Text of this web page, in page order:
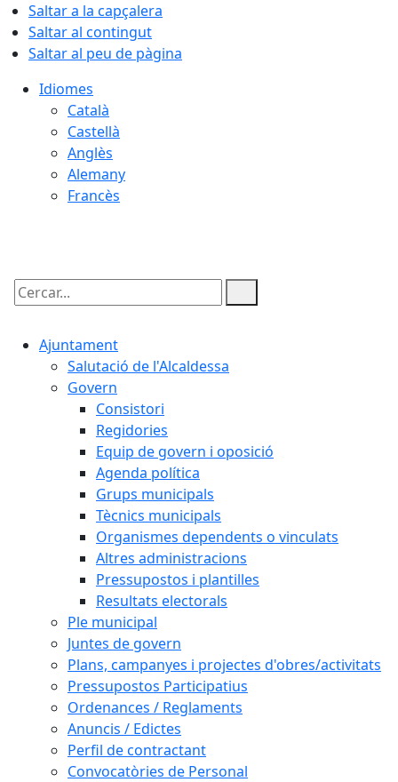
Saltar a la capçalera
Saltar al contingut
Saltar al peu de pàgina
Idiomes
Català
Castellà
Anglès
Alemany
Francès
Cercar:
Ajuntament
Salutació de l'Alcaldessa
Govern
Consistori
Regidories
Equip de govern i oposició
Agenda política
Grups municipals
Tècnics municipals
Organismes dependents o vinculats
Altres administracions
Pressupostos i plantilles
Resultats electorals
Ple municipal
Juntes de govern
Plans, campanyes i projectes d'obres/activitats
Pressupostos Participatius
Ordenances / Reglaments
Anuncis / Edictes
Perfil de contractant
Convocatòries de Personal